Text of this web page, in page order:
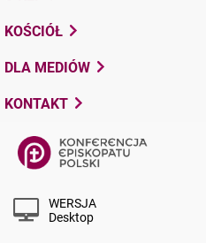
KOŚCIÓŁ
DLA MEDIÓW
KONTAKT
WERSJA
Desktop